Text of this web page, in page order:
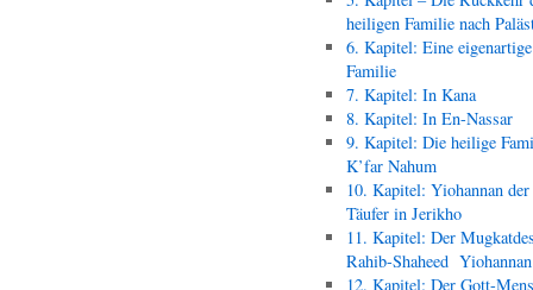
heiligen Familie nach
6. Kapitel: Eine eigenartige
Familie
7. Kapitel: In Kana
8. Kapitel: In En-Nassar
9. Kapitel: Die heilige
K’far Nahum
10. Kapitel: Yiohannan der
Täufer in Jerikho
11. Kapitel: Der
Rahib-Shaheed
12. Kapitel: Der Gott-